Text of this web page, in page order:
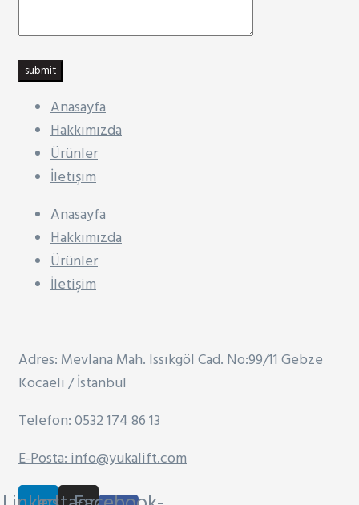
submit
Anasayfa
Hakkımızda
Ürünler
İletişim
Anasayfa
Hakkımızda
Ürünler
İletişim
Adres: Mevlana Mah. Issıkgöl Cad. No:99/11 Gebze
Kocaeli / İstanbul
Telefon: 0532 174 86 13
E-Posta: info@yukalift.com